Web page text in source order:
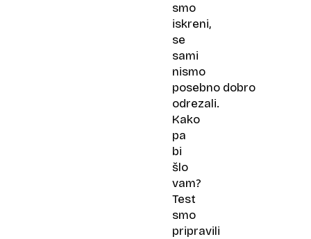
smo
iskreni,
se
sami
nismo
posebno dobro
odrezali.
Kako
pa
bi
šlo
vam?
Test
smo
pripravili